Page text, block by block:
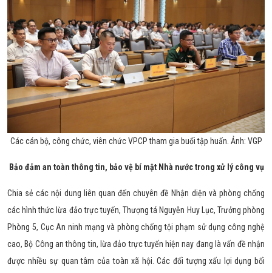
Các cán bộ, công chức, viên chức VPCP tham gia buổi tập huấn. Ảnh: VGP
Bảo đảm an toàn thông tin, bảo vệ bí mật Nhà nước trong xử lý công vụ
Chia sẻ các nội dung liên quan đến chuyên đề Nhận diện và phòng chống
các hình thức lừa đảo trực tuyến, Thượng tá Nguyễn Huy Lục, Trưởng phòng
Phòng 5, Cục An ninh mạng và phòng chống tội phạm sử dụng công nghệ
cao, Bộ Công an thông tin, lừa đảo trực tuyến hiện nay đang là vấn đề nhận
được nhiều sự quan tâm của toàn xã hội. Các đối tượng xấu lợi dụng bối